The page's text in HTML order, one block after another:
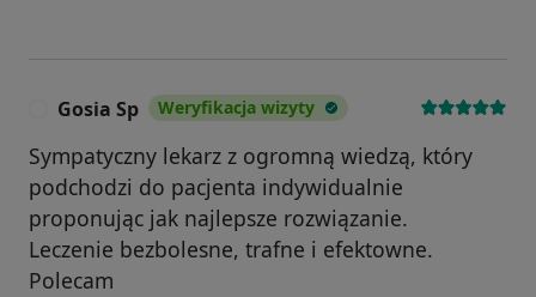
Gosia Sp Weryfikacja wizyty
Sympatyczny lekarz z ogromną wiedzą, który
podchodzi do pacjenta indywidualnie
proponując jak najlepsze rozwiązanie.
Leczenie bezbolesne, trafne i efektowne.
Polecam